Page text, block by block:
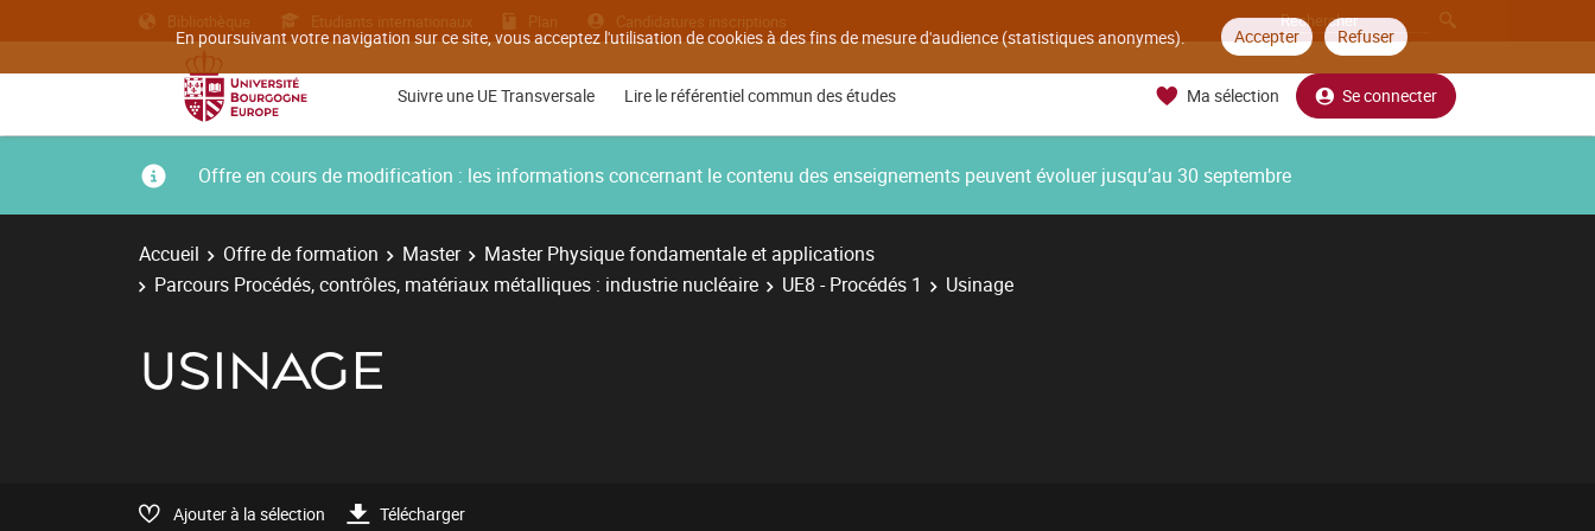
En poursuivant votre navigation sur ce site, vous acceptez l'utilisation de cookies à des fins de mesure d'audience (statistiques anonymes). Accepter Refuser
Bibliothèque Etudiants internationaux Plan Candidatures inscriptions
Suivre une UE Transversale Lire le référentiel commun des études Ma sélection Se connecter
Offre en cours de modification : les informations concernant le contenu des enseignements peuvent évoluer jusqu’au 30 septembre
Accueil Offre de formation Master
Master Physique fondamentale et applications
Parcours Procédés, contrôles, matériaux métalliques : industrie nucléaire
UE8 - Procédés 1 Usinage
USINAGE
Ajouter à la sélection Télécharger